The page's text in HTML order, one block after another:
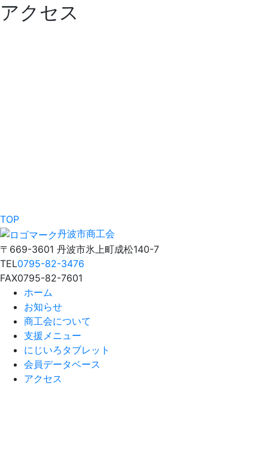
アクセス
TOP
丹波市商工会
〒669-3601 丹波市氷上町成松140-7
TEL0795-82-3476
FAX0795-82-7601
ホーム
お知らせ
商工会について
支援メニュー
にじいろタブレット
会員データベース
アクセス